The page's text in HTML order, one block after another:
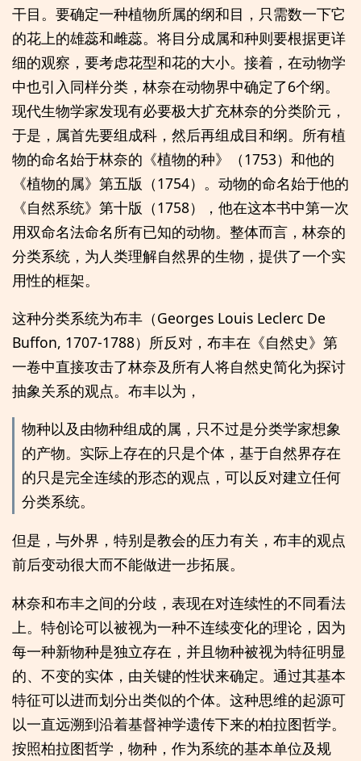
干目。要确定一种植物所属的纲和目，只需数一下它
的花上的雄蕊和雌蕊。将目分成属和种则要根据更详
细的观察，要考虑花型和花的大小。接着，在动物学
中也引入同样分类，林奈在动物界中确定了6个纲。
现代生物学家发现有必要极大扩充林奈的分类阶元，
于是，属首先要组成科，然后再组成目和纲。所有植
物的命名始于林奈的《植物的种》（1753）和他的
《植物的属》第五版（1754）。动物的命名始于他的
《自然系统》第十版（1758），他在这本书中第一次
用双命名法命名所有已知的动物。整体而言，林奈的
分类系统，为人类理解自然界的生物，提供了一个实
用性的框架。
这种分类系统为布丰（Georges Louis Leclerc De
Buffon, 1707-1788）所反对，布丰在《自然史》第
一卷中直接攻击了林奈及所有人将自然史简化为探讨
抽象关系的观点。布丰以为，
物种以及由物种组成的属，只不过是分类学家想象
的产物。实际上存在的只是个体，基于自然界存在
的只是完全连续的形态的观点，可以反对建立任何
分类系统。
但是，与外界，特别是教会的压力有关，布丰的观点
前后变动很大而不能做进一步拓展。
林奈和布丰之间的分歧，表现在对连续性的不同看法
上。特创论可以被视为一种不连续变化的理论，因为
每一种新物种是独立存在，并且物种被视为特征明显
的、不变的实体，由关键的性状来确定。通过其基本
特征可以进而划分出类似的个体。这种思维的起源可
以一直远溯到沿着基督神学遗传下来的柏拉图哲学。
按照柏拉图哲学，物种，作为系统的基本单位及规